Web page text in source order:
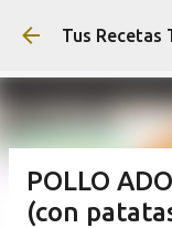
Ir
Tus Recetas
POLLO
(con